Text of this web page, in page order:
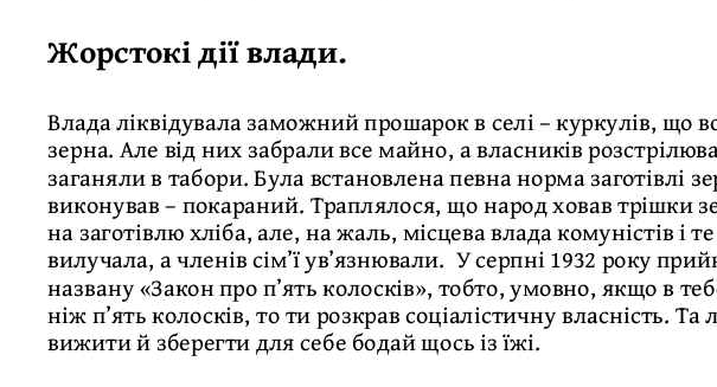
Жорстокі дії влади.
Влада ліквідувала заможний прошарок в селі – куркулів, що
зерна. Але від них забрали все майно, а власників
заганяли в табори. Була встановлена певна норма заготівлі
виконував – покараний. Траплялося, що народ ховав трішки
на заготівлю хліба, але, на жаль, місцева влада комуністів і
вилучала, а членів сім’ї ув’язнювали. У серпні 1932 року
названу «Закон про п’ять колосків», тобто, умовно, якщо в
ніж п’ять колосків, то ти розкрав соціалістичну власність.
вижити й зберегти для себе бодай щось із їжі.